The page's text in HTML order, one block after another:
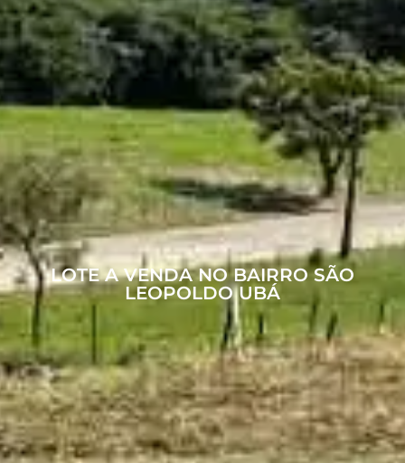
LOTE A VENDA NO BAIRRO SÃO
LEOPOLDO UBÁ